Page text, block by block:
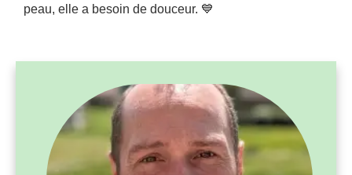
peau, elle a besoin de douceur. 💙